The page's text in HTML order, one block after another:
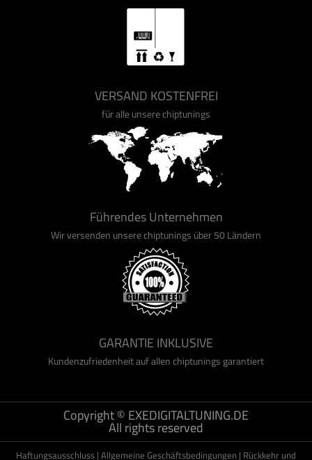
VERSAND KOSTENFREI
für alle unsere chiptunings
Führendes Unternehmen
Wir versenden unsere chiptunings über 50 Ländern
GARANTIE INKLUSIVE
Kundenzufriedenheit auf allen chiptunings garantiert
Copyright © EXEDIGITALTUNING.DE
All rights reserved
Haftungsausschluss | Allgemeine Geschäftsbedingungen | Rückkehr und